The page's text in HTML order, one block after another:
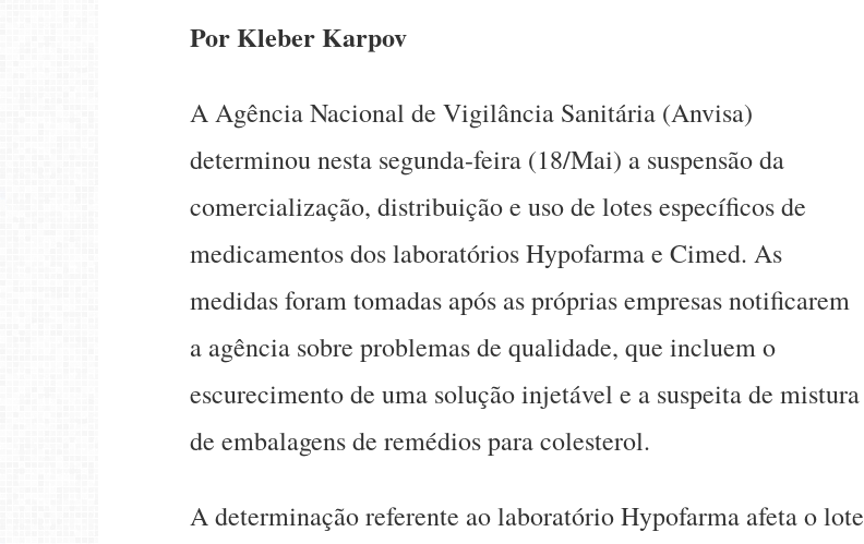
Por Kleber Karpov
A Agência Nacional de Vigilância Sanitária (Anvisa)
determinou nesta segunda-feira (18/Mai) a suspensão da
comercialização, distribuição e uso de lotes específicos de
medicamentos dos laboratórios Hypofarma e Cimed. As
medidas foram tomadas após as próprias empresas notificarem
a agência sobre problemas de qualidade, que incluem o
escurecimento de uma solução injetável e a suspeita de mistura
de embalagens de remédios para colesterol.
A determinação referente ao laboratório Hypofarma afeta o lote